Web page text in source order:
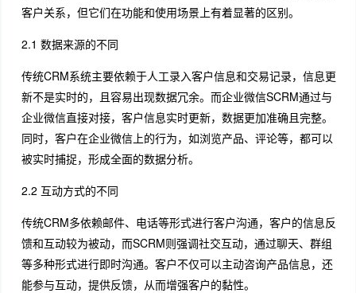
客户关系，但它们在功能和使用场景上有着显著的区别。
2.1 数据来源的不同
传统CRM系统主要依赖于人工录入客户信息和交易记录，信息更
新不是实时的，且容易出现数据冗余。而企业微信SCRM通过与
企业微信直接对接，客户信息实时更新，数据更加准确且完整。
同时，客户在企业微信上的行为，如浏览产品、评论等，都可以
被实时捕捉，形成全面的数据分析。
2.2 互动方式的不同
传统CRM多依赖邮件、电话等形式进行客户沟通，客户的信息反
馈和互动较为被动，而SCRM则强调社交互动，通过聊天、群组
等多种形式进行即时沟通。客户不仅可以主动咨询产品信息，还
能参与互动，提供反馈，从而增强客户的黏性。